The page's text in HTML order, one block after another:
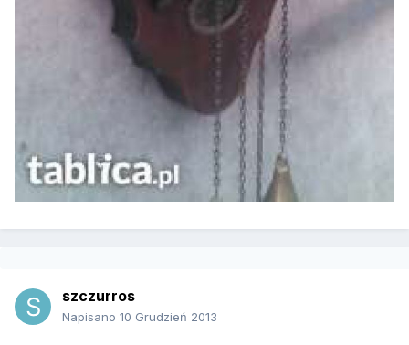
szczurros
Napisano 10 Grudzień 2013